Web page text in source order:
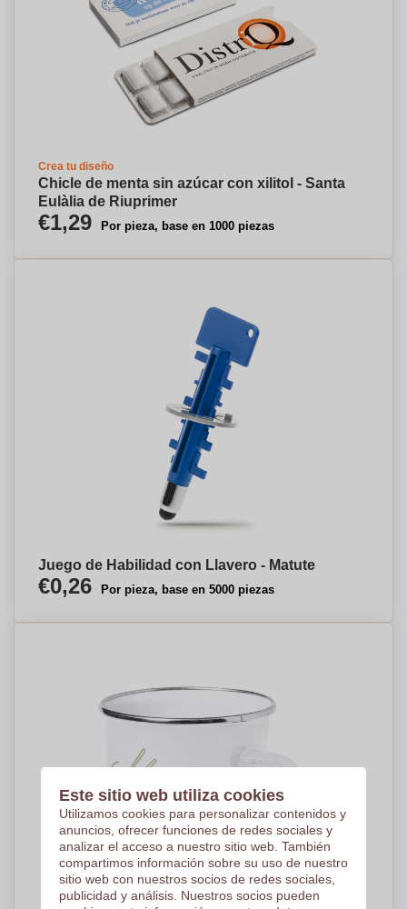
Crea tu diseño
Chicle de menta sin azúcar con xilitol - Santa
Eulàlia de Riuprimer
€1,29 Por pieza, base en 1000 piezas
Juego de Habilidad con Llavero - Matute
€0,26 Por pieza, base en 5000 piezas
Este sitio web utiliza cookies
Utilizamos cookies para personalizar contenidos y
anuncios, ofrecer funciones de redes sociales y
analizar el acceso a nuestro sitio web. También
compartimos información sobre su uso de nuestro
sitio web con nuestros socios de redes sociales,
publicidad y análisis. Nuestros socios pueden